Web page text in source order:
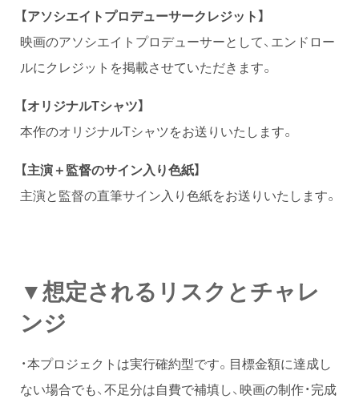
【アソシエイトプロデューサークレジット】
映画のアソシエイトプロデューサーとして、エンドロー
ルにクレジットを掲載させていただきます。
【オリジナルTシャツ】
本作のオリジナルTシャツをお送りいたします。
【主演＋監督のサイン入り色紙】
主演と監督の直筆サイン入り色紙をお送りいたします。
▼想定されるリスクとチャレ
ンジ
・本プロジェクトは実行確約型です。目標金額に達成し
ない場合でも、不足分は自費で補填し、映画の制作・完成